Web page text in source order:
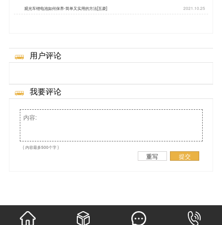
观光车锂电池如何保养-简单又实用的方法[五菱] 2021.10.25
用户评论
我要评论
( 内容最多500个字 )
重写 提交